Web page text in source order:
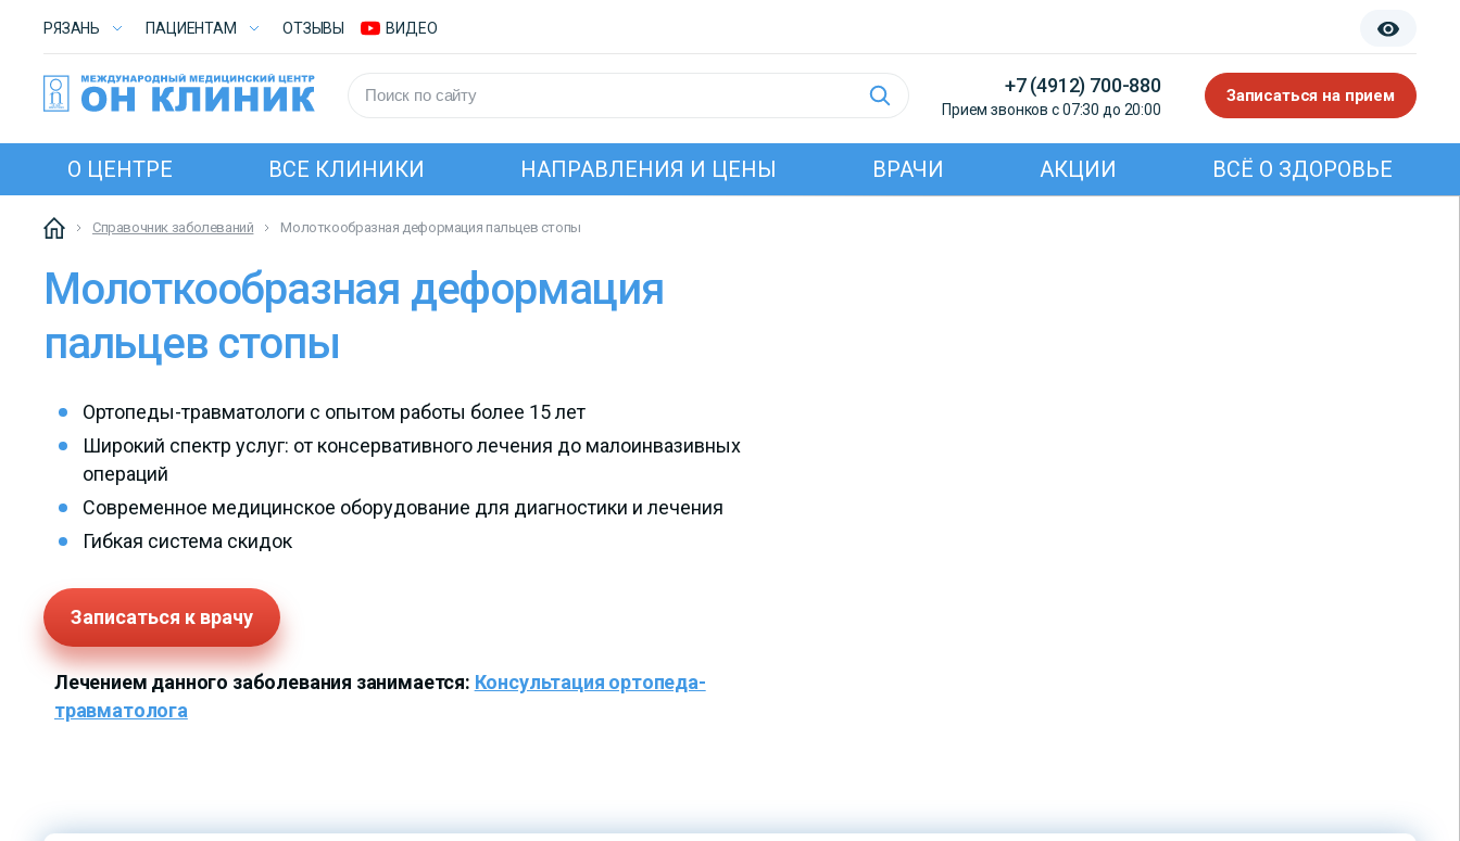
РЯЗАНЬ ПАЦИЕНТАМ ОТЗЫВЫ ВИДЕО
+7 (4912) 700-880
Прием звонков с 07:30 до 20:00
Записаться на прием
О ЦЕНТРЕ ВСЕ КЛИНИКИ НАПРАВЛЕНИЯ И ЦЕНЫ ВРАЧИ АКЦИИ ВСЁ О ЗДОРОВЬЕ
Справочник заболеваний Молоткообразная деформация пальцев стопы
Молоткообразная деформация
пальцев стопы
Ортопеды-травматологи с опытом работы более 15 лет
Широкий спектр услуг: от консервативного лечения до малоинвазивных
операций
Современное медицинское оборудование для диагностики и лечения
Гибкая система скидок
Записаться к врачу
Лечением данного заболевания занимается: Консультация ортопеда-
травматолога